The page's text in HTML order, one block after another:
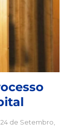
24 de Setembro,